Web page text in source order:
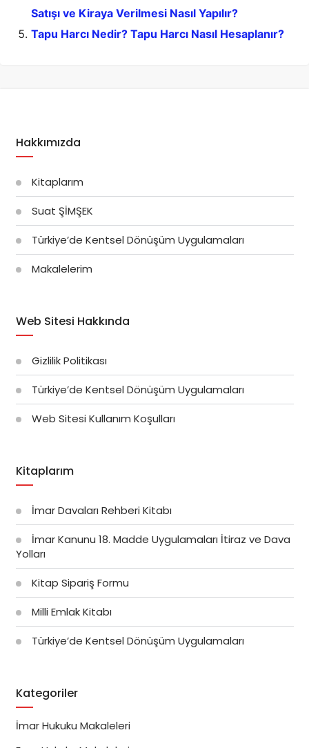
Satışı ve Kiraya Verilmesi Nasıl Yapılır?
Tapu Harcı Nedir? Tapu Harcı Nasıl Hesaplanır?
Hakkımızda
Kitaplarım
Suat ŞİMŞEK
Türkiye’de Kentsel Dönüşüm Uygulamaları
Makalelerim
Web Sitesi Hakkında
Gizlilik Politikası
Türkiye’de Kentsel Dönüşüm Uygulamaları
Web Sitesi Kullanım Koşulları
Kitaplarım
İmar Davaları Rehberi Kitabı
İmar Kanunu 18. Madde Uygulamaları İtiraz ve Dava
Yolları
Kitap Sipariş Formu
Milli Emlak Kitabı
Türkiye’de Kentsel Dönüşüm Uygulamaları
Kategoriler
İmar Hukuku Makaleleri